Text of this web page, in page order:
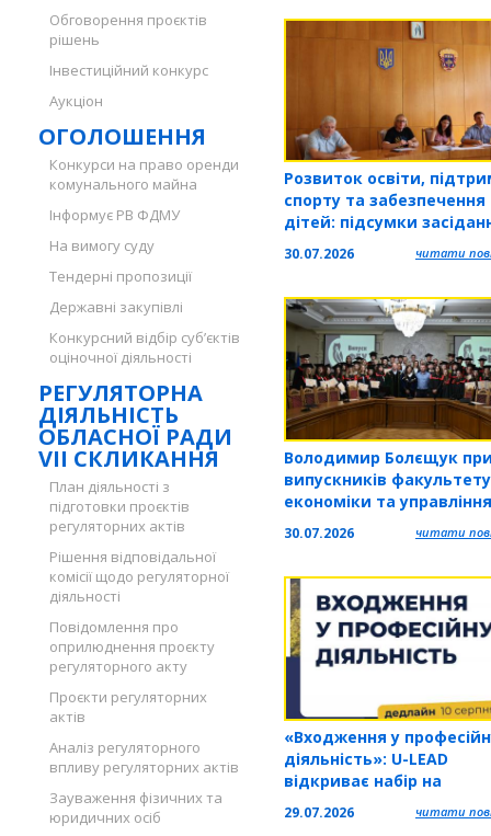
Обговорення проєктів
рішень
Інвестиційний конкурс
Аукціон
ОГОЛОШЕННЯ
Конкурси на право оренди
комунального майна
Інформує РВ ФДМУ
На вимогу суду
Тендерні пропозиції
Державні закупівлі
Конкурсний відбір суб’єктів
оціночної діяльності
РЕГУЛЯТОРНА
ДІЯЛЬНІСТЬ
ОБЛАСНОЇ РАДИ
VII СКЛИКАННЯ
План діяльності з
підготовки проєктів
регуляторних актів
Рішення відповідальної
комісії щодо регуляторної
діяльності
Повідомлення про
оприлюднення проєкту
регуляторного акту
Проєкти регуляторних
актів
Аналіз регуляторного
впливу регуляторних актів
Зауваження фізичних та
юридичних осіб
Розвиток освіти,
спорту та забезпечення
дітей: підсумки
постійної комісії
Тернопільської
30.07.2026 читати
Володимир Болєщук
випускників факультету
економіки та
30.07.2026 читати
«Входження у
діяльність»: U-LEAD
відкриває набір на
програму
29.07.2026 читати